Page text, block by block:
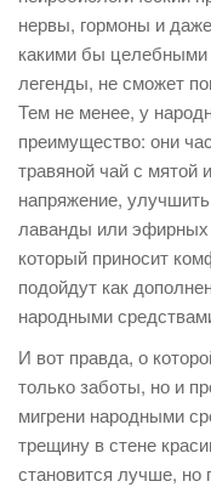
нервы, гормоны и
какими бы целебными
легенды, не сможет
Тем не менее, у
преимущество: они
травяной чай с мятой
напряжение,
лаванды или эфирных
который приносит
подойдут как
народными
И вот правда, о
только заботы, но и
мигрени народными
трещину в стене
становится лучше, но